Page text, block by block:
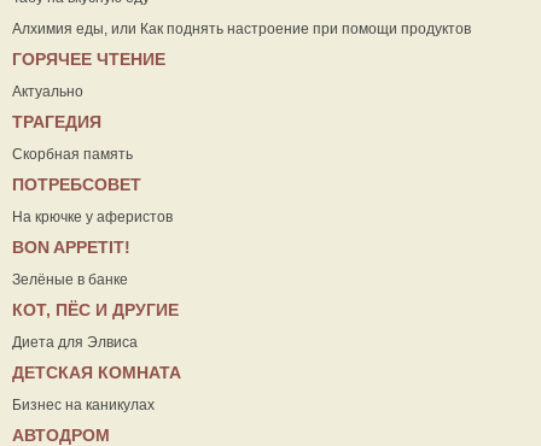
Алхимия еды, или Как поднять настроение при помощи продуктов
ГОРЯЧЕЕ ЧТЕНИЕ
Актуально
ТРАГЕДИЯ
Скорбная память
ПОТРЕБСОВЕТ
На крючке у аферистов
ВON APPETIT!
Зелёные в банке
КОТ, ПЁС И ДРУГИЕ
Диета для Элвиса
ДЕТСКАЯ КОМНАТА
Бизнес на каникулах
АВТОДРОМ